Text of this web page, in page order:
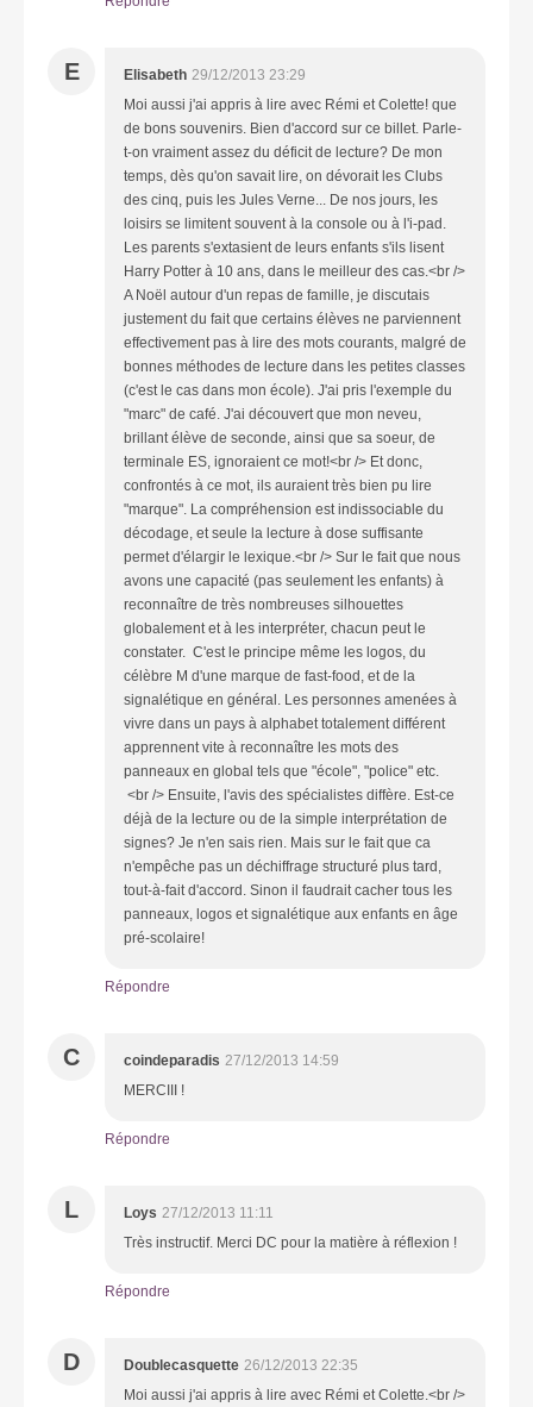
E Elisabeth 29/12/2013 23:29
Moi aussi j'ai appris à lire avec Rémi et Colette! que
de bons souvenirs. Bien d'accord sur ce billet. Parle-
t-on vraiment assez du déficit de lecture? De mon
temps, dès qu'on savait lire, on dévorait les Clubs
des cinq, puis les Jules Verne... De nos jours, les
loisirs se limitent souvent à la console ou à l'i-pad.
Les parents s'extasient de leurs enfants s'ils lisent
Harry Potter à 10 ans, dans le meilleur des cas.<br />
A Noël autour d'un repas de famille, je discutais
justement du fait que certains élèves ne parviennent
effectivement pas à lire des mots courants, malgré de
bonnes méthodes de lecture dans les petites classes
(c'est le cas dans mon école). J'ai pris l'exemple du
"marc" de café. J'ai découvert que mon neveu,
brillant élève de seconde, ainsi que sa soeur, de
terminale ES, ignoraient ce mot!<br /> Et donc,
confrontés à ce mot, ils auraient très bien pu lire
"marque". La compréhension est indissociable du
décodage, et seule la lecture à dose suffisante
permet d'élargir le lexique.<br /> Sur le fait que nous
avons une capacité (pas seulement les enfants) à
reconnaître de très nombreuses silhouettes
globalement et à les interpréter, chacun peut le
constater. C'est le principe même les logos, du
célèbre M d'une marque de fast-food, et de la
signalétique en général. Les personnes amenées à
vivre dans un pays à alphabet totalement différent
apprennent vite à reconnaître les mots des
panneaux en global tels que "école", "police" etc.
<br /> Ensuite, l'avis des spécialistes diffère. Est-ce
déjà de la lecture ou de la simple interprétation de
signes? Je n'en sais rien. Mais sur le fait que ca
n'empêche pas un déchiffrage structuré plus tard,
tout-à-fait d'accord. Sinon il faudrait cacher tous les
panneaux, logos et signalétique aux enfants en âge
pré-scolaire!
Répondre
C coindeparadis 27/12/2013 14:59
MERCIII !
Répondre
L Loys 27/12/2013 11:11
Très instructif. Merci DC pour la matière à réflexion !
Répondre
D Doublecasquette 26/12/2013 22:35
Moi aussi j'ai appris à lire avec Rémi et Colette.<br />